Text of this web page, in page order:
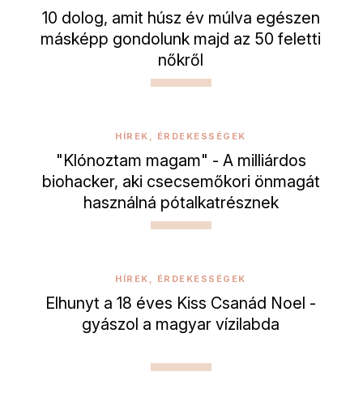
10 dolog, amit húsz év múlva egészen
másképp gondolunk majd az 50 feletti
nőkről
HÍREK, ÉRDEKESSÉGEK
"Klónoztam magam" - A milliárdos
biohacker, aki csecsemőkori önmagát
használná pótalkatrésznek
HÍREK, ÉRDEKESSÉGEK
Elhunyt a 18 éves Kiss Csanád Noel -
gyászol a magyar vízilabda